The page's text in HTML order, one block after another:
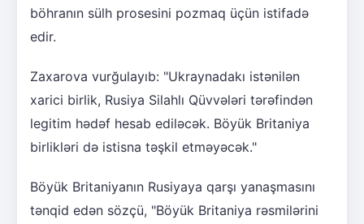
böhranın sülh prosesini pozmaq üçün istifadə
edir.
Zaxarova vurğulayıb: "Ukraynadakı istənilən
xarici birlik, Rusiya Silahlı Qüvvələri tərəfindən
legitim hədəf hesab ediləcək. Böyük Britaniya
birlikləri də istisna təşkil etməyəcək."
Böyük Britaniyanın Rusiyaya qarşı yanaşmasını
tənqid edən sözçü, "Böyük Britaniya rəsmilərini